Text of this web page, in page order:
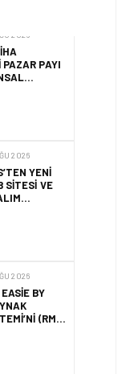
2026
PAZAR PAYI
2026
YENI
SITESI VE
2026
BY
(RMS)